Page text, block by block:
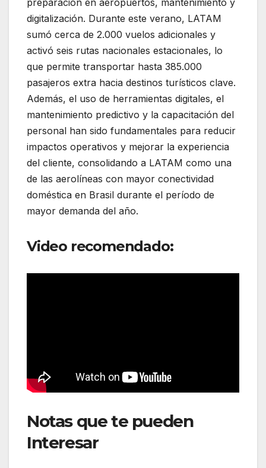
digitalización. Durante este verano, LATAM
sumó cerca de 2.000 vuelos adicionales y
activó seis rutas nacionales estacionales, lo
que permite transportar hasta 385.000
pasajeros extra hacia destinos turísticos clave.
Además, el uso de herramientas digitales, el
mantenimiento predictivo y la capacitación del
personal han sido fundamentales para reducir
impactos operativos y mejorar la experiencia
del cliente, consolidando a LATAM como una
de las aerolíneas con mayor conectividad
doméstica en Brasil durante el período de
mayor demanda del año.
Video recomendado:
Notas que te pueden
Interesar: LATAM Brasil